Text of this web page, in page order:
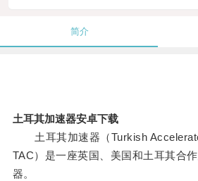
简介
土耳其加速器安卓下载
土耳其加速器（Turkish
TAC）是一座英国、美国和土耳其合
器。